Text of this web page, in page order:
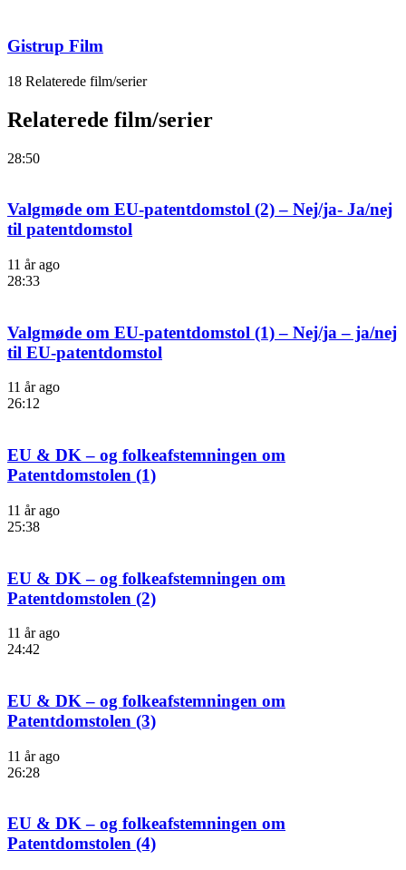
Gistrup Film
18 Relaterede film/serier
Relaterede film/serier
28:50
Valgmøde om EU-patentdomstol (2) – Nej/ja- Ja/nej
til patentdomstol
11 år ago
28:33
Valgmøde om EU-patentdomstol (1) – Nej/ja – ja/nej
til EU-patentdomstol
11 år ago
26:12
EU & DK – og folkeafstemningen om
Patentdomstolen (1)
11 år ago
25:38
EU & DK – og folkeafstemningen om
Patentdomstolen (2)
11 år ago
24:42
EU & DK – og folkeafstemningen om
Patentdomstolen (3)
11 år ago
26:28
EU & DK – og folkeafstemningen om
Patentdomstolen (4)